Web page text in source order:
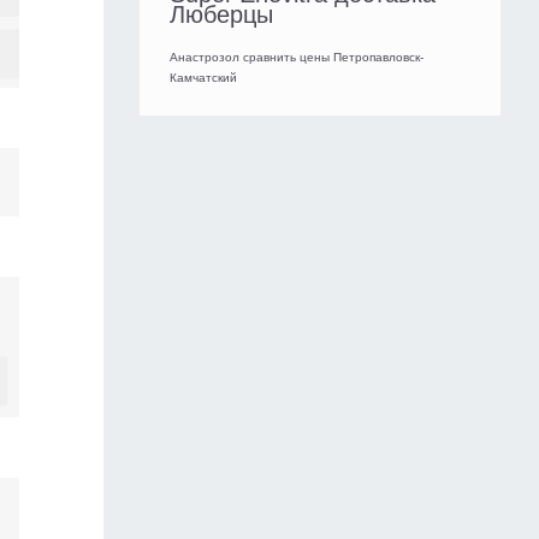
Люберцы
Анастрозол сравнить цены Петропавловск-
Камчатский